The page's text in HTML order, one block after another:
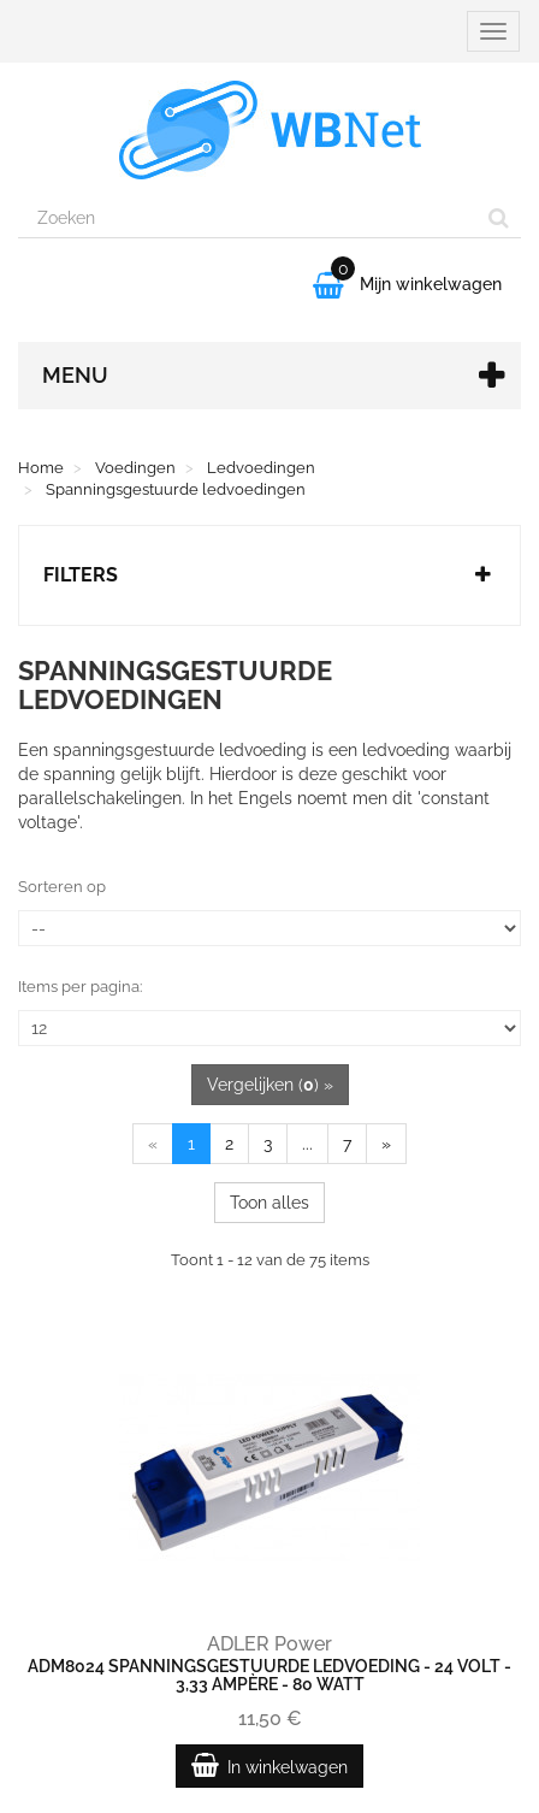

0
Mijn winkelwagen
MENU
Home Voedingen
Ledvoedingen
Spanningsgestuurde ledvoedingen
FILTERS
SPANNINGSGESTUURDE
LEDVOEDINGEN
Een spanningsgestuurde ledvoeding is een ledvoeding waarbij
de spanning gelijk blijft. Hierdoor is deze geschikt voor
parallelschakelingen. In het Engels noemt men dit 'constant
voltage'.
Sorteren op
Items per pagina:
Vergelijken (0) »
« 1 2 3 ... 7 »
Toon alles
Toont 1 - 12 van de 75 items
ADLER Power
ADM8024 SPANNINGSGESTUURDE LEDVOEDING - 24 VOLT -
3,33 AMPÈRE - 80 WATT
11,50 €
In winkelwagen